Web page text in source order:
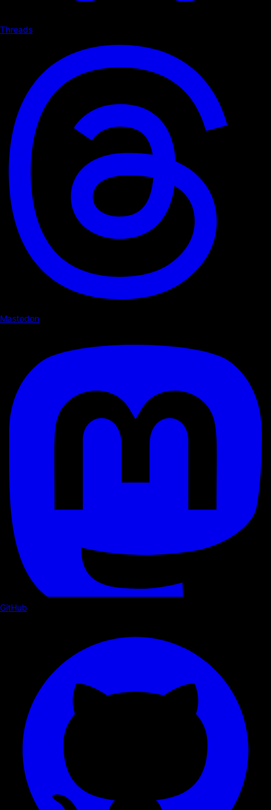
Threads
Mastodon
GitHub